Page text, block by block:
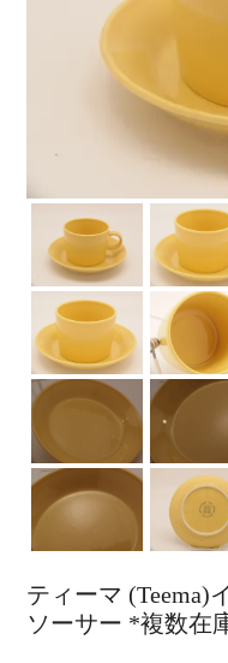
ティーマ (Teema)
ソーサー *複数在